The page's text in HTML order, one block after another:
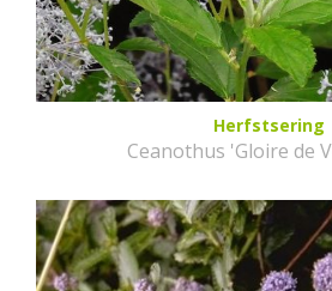
Herfstsering
Ceanothus 'Gloire de